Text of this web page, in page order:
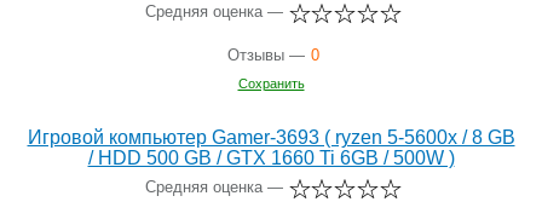
Средняя оценка —
Отзывы — 0
Сохранить
Игровой компьютер Gamer-3693 ( ryzen 5-5600х / 8 GB
/ HDD 500 GB / GTX 1660 Ti 6GB / 500W )
Средняя оценка —